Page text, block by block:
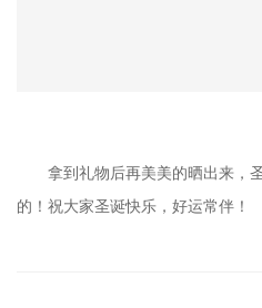
拿到礼物后再美美的晒出来，
的！祝大家圣诞快乐，好运常伴！